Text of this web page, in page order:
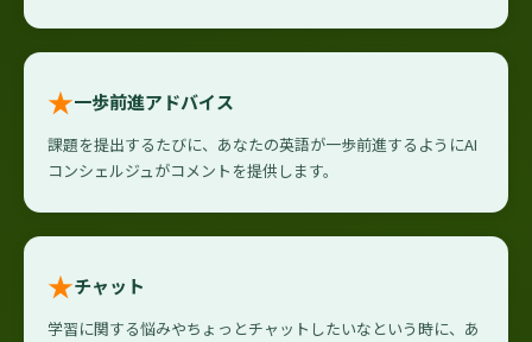
★一歩前進アドバイス
課題を提出するたびに、あなたの英語が一歩前進するようにAI
コンシェルジュがコメントを提供します。
★チャット
学習に関する悩みやちょっとチャットしたいなという時に、あ